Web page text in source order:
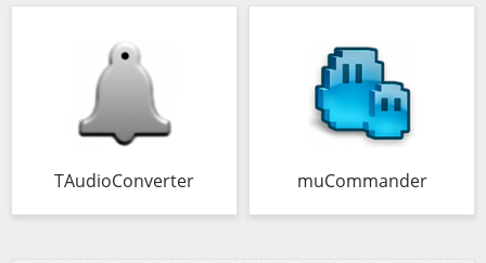
TAudioConverter muCommander